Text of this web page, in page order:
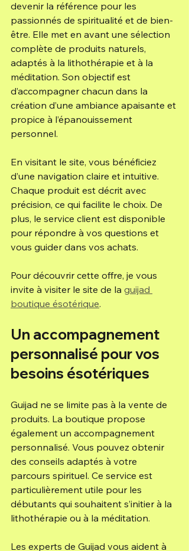
devenir la référence pour les
passionnés de spiritualité et de bien-
être. Elle met en avant une sélection
complète de produits naturels,
adaptés à la lithothérapie et à la
méditation. Son objectif est
d’accompagner chacun dans la
création d’une ambiance apaisante et
propice à l’épanouissement
personnel.
En visitant le site, vous bénéficiez
d’une navigation claire et intuitive.
Chaque produit est décrit avec
précision, ce qui facilite le choix. De
plus, le service client est disponible
pour répondre à vos questions et
vous guider dans vos achats.
Pour découvrir cette offre, je vous
invite à visiter le site de la guijad
boutique ésotérique.
Un accompagnement
personnalisé pour vos
besoins ésotériques
Guijad ne se limite pas à la vente de
produits. La boutique propose
également un accompagnement
personnalisé. Vous pouvez obtenir
des conseils adaptés à votre
parcours spirituel. Ce service est
particulièrement utile pour les
débutants qui souhaitent s’initier à la
lithothérapie ou à la méditation.
Les experts de Guijad vous aident à